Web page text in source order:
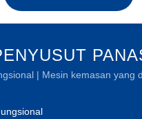
| Mesin kemasan yang